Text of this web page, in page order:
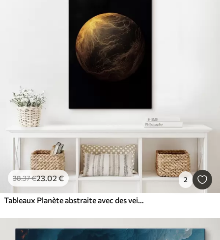
38.37€23.02 € 2
Tableaux Planète abstraite avec des veines orange sur fond noir, art minimaliste moderne